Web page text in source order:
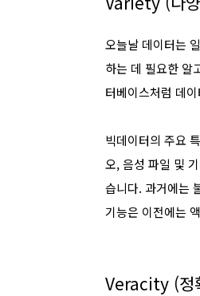
오늘날 데이터는
하는 데 필요한 알
터베이스처럼 데
빅데이터의 주요
오, 음성 파일 및
습니다. 과거에는
기능은 이전에는
Veracity (정